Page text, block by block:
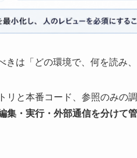
は「どの環境で、何を読み
リと本番コード、参照のみの
集・実行・外部通信を分けて